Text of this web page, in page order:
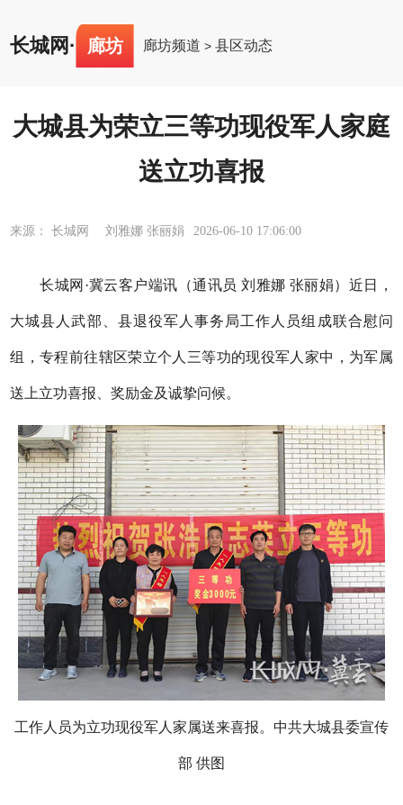
长城网 · 廊坊 廊坊频道 >县区动态
大城县为荣立三等功现役军人家庭
送立功喜报
来源： 长城网 刘雅娜 张丽娟 2026-06-10 17:06:00
长城网·冀云客户端讯（通讯员 刘雅娜 张丽娟）近日，
大城县人武部、县退役军人事务局工作人员组成联合慰问
组，专程前往辖区荣立个人三等功的现役军人家中，为军属
送上立功喜报、奖励金及诚挚问候。
工作人员为立功现役军人家属送来喜报。中共大城县委宣传
部 供图